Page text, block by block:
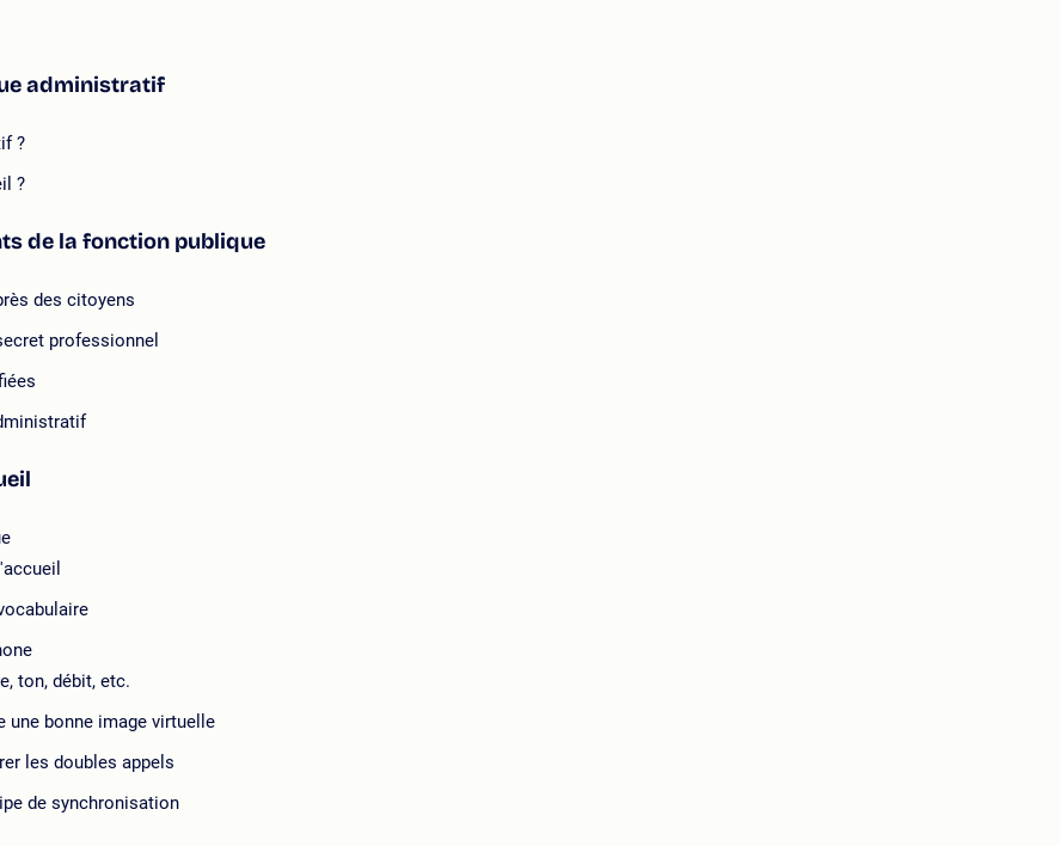
administratif
?
?
de la fonction publique
des citoyens
professionnel
ton, débit, etc.
une bonne image virtuelle
les doubles appels
de synchronisation